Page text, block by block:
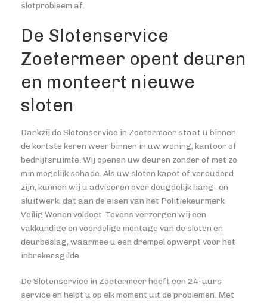
slotprobleem af.
De Slotenservice
Zoetermeer opent deuren
en monteert nieuwe
sloten
Dankzij de Slotenservice in Zoetermeer staat u binnen
de kortste keren weer binnen in uw woning, kantoor of
bedrijfsruimte. Wij openen uw deuren zonder of met zo
min mogelijk schade. Als uw sloten kapot of verouderd
zijn, kunnen wij u adviseren over deugdelijk hang- en
sluitwerk, dat aan de eisen van het Politiekeurmerk
Veilig Wonen voldoet. Tevens verzorgen wij een
vakkundige en voordelige montage van de sloten en
deurbeslag, waarmee u een drempel opwerpt voor het
inbrekersgilde.
De Slotenservice in Zoetermeer heeft een 24-uurs
service en helpt u op elk moment uit de problemen. Met